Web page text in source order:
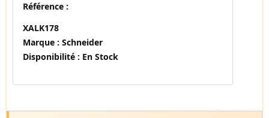
Référence :
XALK178
Marque : Schneider
Disponibilité : En Stock